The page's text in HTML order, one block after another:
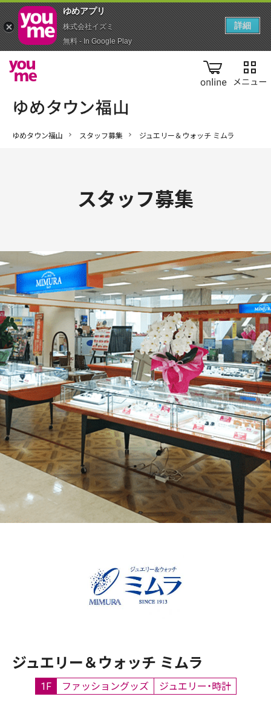
online
ゆめタウン福山 スタッフ募集 ジュエリー＆ウォッチ ミムラ
スタッフ募集
ジュエリー＆ウォッチ ミムラ
1F ファッショングッズ ジュエリー・時計
ゆめアプ‪リ‬
株式会社イズミ
無料 - In Google Play
詳細